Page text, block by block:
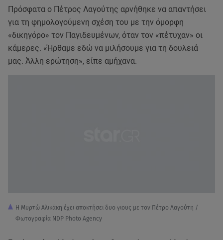
Πρόσφατα ο Πέτρος Λαγούτης αρνήθηκε να απαντήσει
για τη φημολογούμενη σχέση του με την όμορφη
«δικηγόρο» τον Παγιδευμένων, όταν τον «πέτυχαν» οι
κάμερες. «Ήρθαμε εδώ να μιλήσουμε για τη δουλειά
μας. Άλλη ερώτηση», είπε αμήχανα.
Η Μυρτώ Αλικάκη έχει αποκτήσει δυο γιους με τον Πέτρο Λαγούτη /
Φωτογραφία NDP Photo Agency